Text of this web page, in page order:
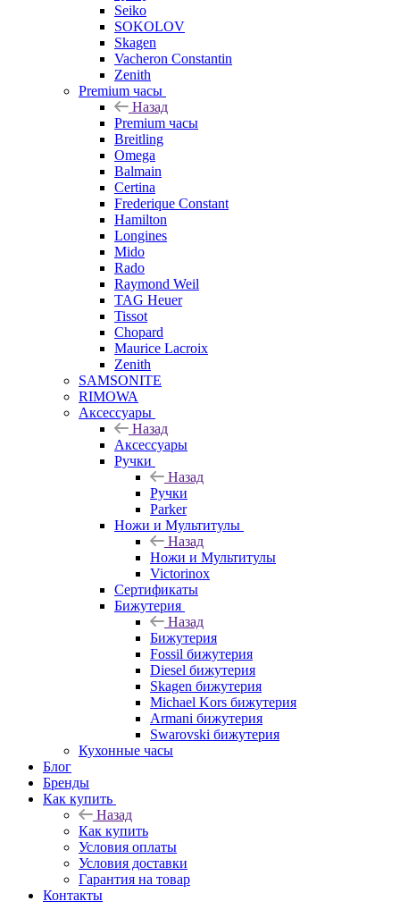
Seiko
SOKOLOV
Skagen
Vacheron Constantin
Zenith
Premium часы
Назад
Premium часы
Breitling
Omega
Balmain
Certina
Frederique Constant
Hamilton
Longines
Mido
Rado
Raymond Weil
TAG Heuer
Tissot
Chopard
Maurice Lacroix
Zenith
SAMSONITE
RIMOWA
Аксессуары
Назад
Аксессуары
Ручки
Назад
Ручки
Parker
Ножи и Мультитулы
Назад
Ножи и Мультитулы
Victorinox
Сертификаты
Бижутерия
Назад
Бижутерия
Fossil бижутерия
Diesel бижутерия
Skagen бижутерия
Michael Kors бижутерия
Armani бижутерия
Swarovski бижутерия
Кухонные часы
Блог
Бренды
Как купить
Назад
Как купить
Условия оплаты
Условия доставки
Гарантия на товар
Контакты